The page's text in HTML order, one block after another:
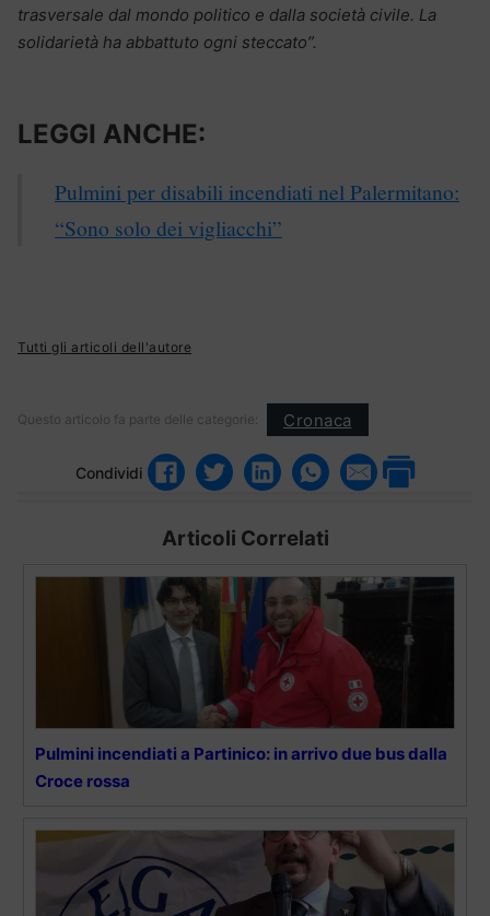
trasversale dal mondo politico e dalla società civile. La
solidarietà ha abbattuto ogni steccato”.
LEGGI ANCHE:
Pulmini per disabili incendiati nel Palermitano:
“Sono solo dei vigliacchi”
Tutti gli articoli dell'autore
Questo articolo fa parte delle categorie: Cronaca
Condividi
Articoli Correlati
Pulmini incendiati a Partinico: in arrivo due bus dalla
Croce rossa